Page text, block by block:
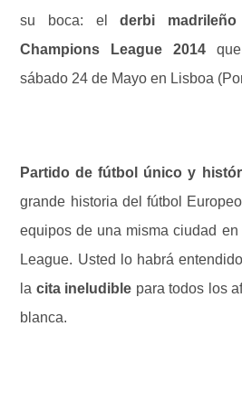
su boca: elderbi
Champions League 2014
sábado 24 de Mayo en Lisboa
Partido de fútbol único y
grande historia del fútbol
equipos de una misma ciudad
League. Usted lo habrá
la cita ineludible para todos los
blanca.